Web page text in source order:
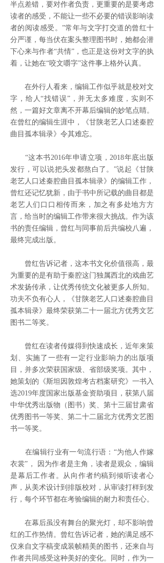
半点差错，要对作者负责，更重要的是要考虑
读者的感受，不能让一些不必要的错误影响读
者的阅读感受。”常年与文字打交道的曾红十
分严谨，每当伏在案头整理图书时，她都会潜
下心来与作者“共情”，也正是这份对文字的执
着，让她在“咬文嚼字”这件事上格外认真。
在外行人看来，编辑工作似乎就是校对文
字，给人“找错误”，并无太多难度，实则不
然，一篇好文章离不开幕后编辑的妙笔点睛。
在曾红的编辑生涯中，《甘陕老艺人口述秦腔
曲目孤本辑录》令其难忘。
“这本书2016年申请立项，2018年底出版
发行，可以说把头发都熬白了。”说起《甘陕
老艺人口述秦腔曲目孤本辑录》的编辑工作，
曾红还记忆犹新，由于书中所记载的曲目都是
老艺人们口口相传而来，加之有多处地方方
言，给当时的编辑工作带来很大挑战。作为该
书的责任编辑，曾红与同事前后共编校八遍，
最终完成出版。
曾红告诉记者，这本书文化价值很高，最
为重要的是有助于秦腔这门独属西北的戏曲艺
术发扬传承，让优秀传统文化被更多人所知。
功夫不负有心人，《甘陕老艺人口述秦腔曲目
孤本辑录》最终荣获第二十一届北方优秀文艺
图书二等奖。
曾红在读者传媒得到快速成长，近年来策
划、实施了一些有一定行业影响力的出版项
目，并多次荣获国家级、省部级奖项。其中，
她策划的《斯坦因敦煌考古档案研究》一书入
选2019年度国家出版基金资助项目，获第八届
中华优秀出版物（图书）奖、第十三届甘肃省
优秀图书一等奖、第二十二届北方优秀文艺图
书一等奖。
在编辑行业有一句流行语：“为他人作嫁
衣裳”， 因为作者是主角，读者是观众，编辑
是幕后工作者。从向作者约稿到倾听读者心
声，从美术设计到排版校对，从审读打样到发
行，每个环节都在考验编辑的耐力和责任心。
在幕后虽没有舞台的聚光灯，却不影响曾
红的工作热情。曾红告诉记者，她的满足感不
仅来自文字稿变成装帧精美的图书，还来自与
作者共同感受这种美好的变化。同时，作为一